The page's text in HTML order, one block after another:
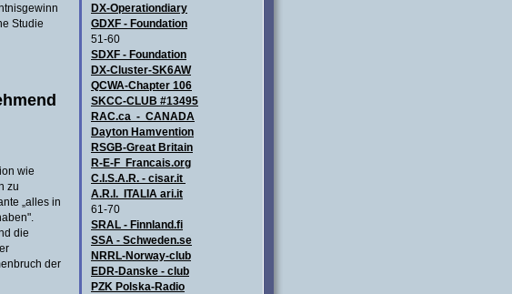
DX-Operationdiary
GDXF - Foundation
51-60
SDXF - Foundation
DX-Cluster-SK6AW
QCWA-Chapter 106
SKCC-CLUB #13495
RAC.ca - CANADA
Dayton Hamvention
RSGB-Great Britain
R-E-F Francais.org
C.I.S.A.R. - cisar.it
A.R.I. ITALIA ari.it
61-70
SRAL - Finnland.fi
SSA - Schweden.se
NRRL-Norway-club
EDR-Danske - club
PZK Polska-Radio
Studie
wie
zu
„alles in
die
der